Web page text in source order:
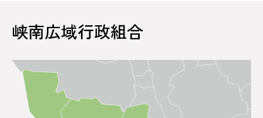
峡南広域行政組合